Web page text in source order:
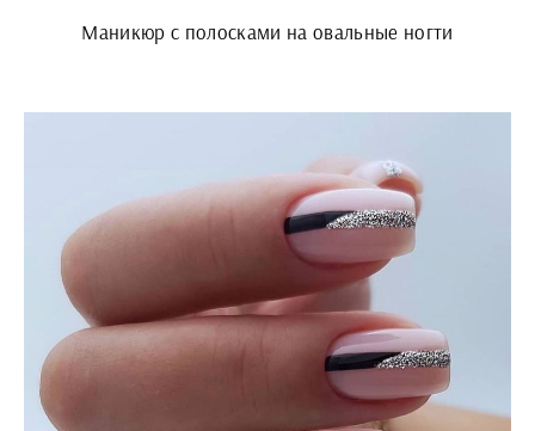
Маникюр с полосками на овальные ногти